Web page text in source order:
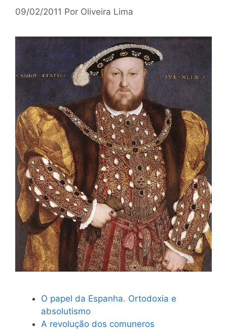
09/02/2011 Por Oliveira Lima
O papel da Espanha. Ortodoxia e
absolutismo
A revolução dos comuneros